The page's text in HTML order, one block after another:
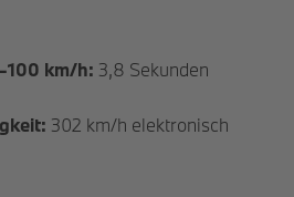
km/h: 3,8 Sekunden
302 km/h elektronisch